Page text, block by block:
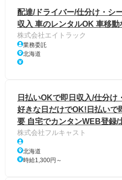
配達/ドライバー/仕分け・シ
収入 車のレンタルOK 車移
株式会社エイトラック
業務委託
北海道
日払いOKで即日収入/仕分け
好きな日だけでOK!日払いで
要 自宅でカンタンWEB登録/
株式会社フルキャスト
北海道
時給1,300円～